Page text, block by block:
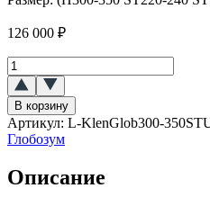
126 000 ₽
Количество
товара
Клен
остролистный
Глобозум
(Globosum)
В корзину
Артикул: L-KlenGlob300-
Глобозум
Описание